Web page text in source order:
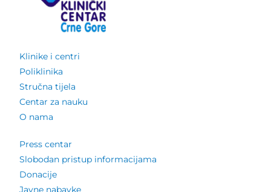
Klinike i centri
Poliklinika
Stručna tijela
Centar za nauku
O nama
Press centar
Slobodan pristup informacijama
Donacije
Javne nabavke